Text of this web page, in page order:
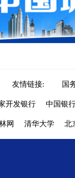
友情链接: 国
开发银行 中国银
网 清华大学 北